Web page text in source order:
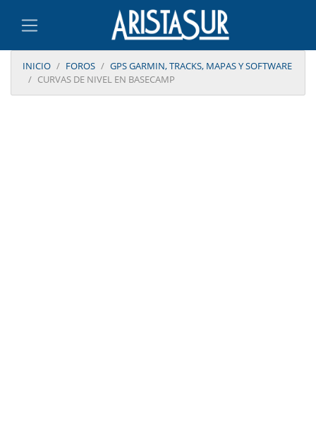
INICIO FOROS
GPS GARMIN, TRACKS, MAPAS Y SOFTWARE
CURVAS DE NIVEL EN BASECAMP